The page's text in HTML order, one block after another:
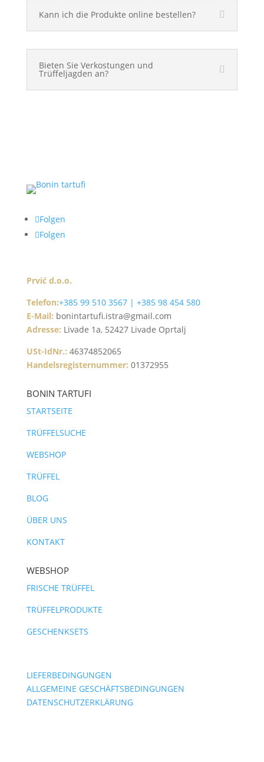
Kann ich die Produkte online bestellen?
Bieten Sie Verkostungen und
Trüffeljagden an?
Folgen
Folgen
Prvić d.o.o.
Telefon:+385 99 510 3567 | +385 98 454 580
E-Mail: bonintartufi.istra@gmail.com
Adresse: Livade 1a, 52427 Livade Oprtalj
USt-IdNr.: 46374852065
Handelsregisternummer: 01372955
BONIN TARTUFI
STARTSEITE
TRÜFFELSUCHE
WEBSHOP
TRÜFFEL
BLOG
ÜBER UNS
KONTAKT
WEBSHOP
FRISCHE TRÜFFEL
TRÜFFELPRODUKTE
GESCHENKSETS
LIEFERBEDINGUNGEN
ALLGEMEINE GESCHÄFTSBEDINGUNGEN
DATENSCHUTZERKLÄRUNG